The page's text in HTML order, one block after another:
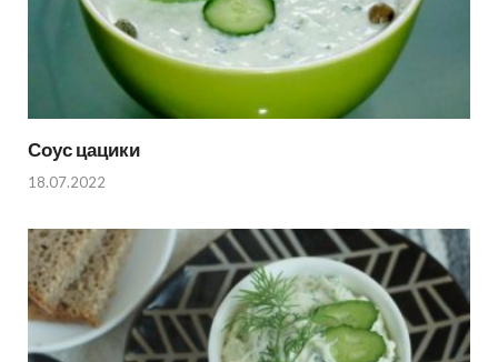
Соус цацики
18.07.2022